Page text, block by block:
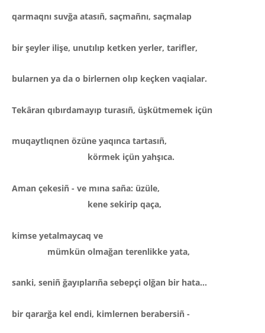
qarmaqnı suvğa atasıñ, saçmañnı, saçmalap
bir şeyler ilişe, unutılıp ketken yerler, tarifler,
bularnen ya da o birlernen olıp keçken vaqialar.
Tekâran qıbırdamayıp turasıñ, üşkütmemek içün
muqaytlıqnen özüne yaqınca tartasıñ,
körmek içün yahşıca.
Aman çekesiñ - ve mına saña: üzüle,
kene sekirip qaça,
kimse yetalmaycaq ve
mümkün olmağan terenlikke yata,
sanki, seniñ ğayıplarıña sebepçi olğan bir hata...
bir qararğa kel endi, kimlernen berabersiñ -